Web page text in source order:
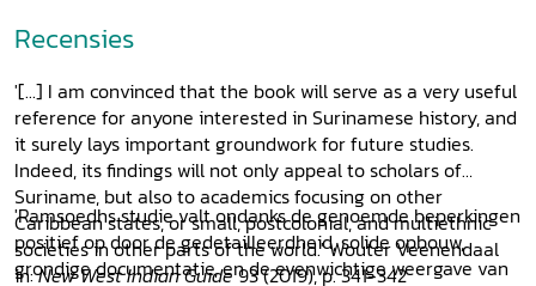
Recensies
'[...] I am convinced that the book will serve as a very useful
reference for anyone interested in Surinamese history, and
it surely lays important groundwork for future studies.
Indeed, its findings will not only appeal to scholars of
Suriname, but also to academics focusing on other
Caribbean states, or small, postcolonial, and multiethnic
societies in other parts of the world.' Wouter Veenendaal
in:New West Indian Guide93 (2019), p. 341-342
'Ramsoedhs studie valt ondanks de genoemde beperkingen
positief op door de gedetailleerdheid, solide opbouw,
grondige documentatie, en de evenwichtige weergave van